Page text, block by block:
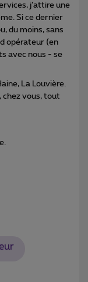
j’attire une
Si ce dernier
du moins, sans
opérateur (en
avec nous - se
La Louvière.
chez vous, tout